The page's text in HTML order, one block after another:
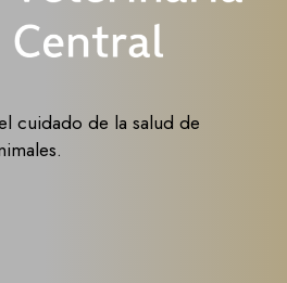
cuidado de la salud de